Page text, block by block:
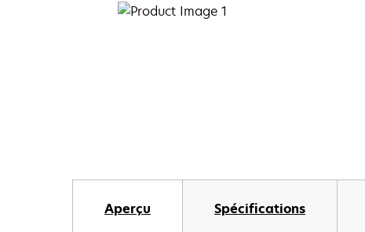
Aperçu Spécifications